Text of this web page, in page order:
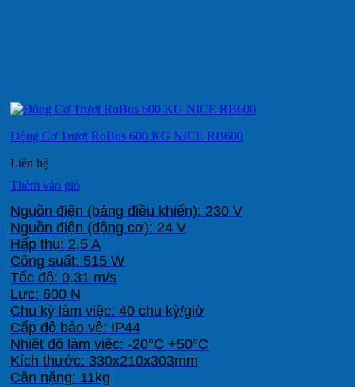
Động Cơ Trượt RoBus 600 KG NICE RB600
Liên hệ
Thêm vào giỏ
Nguồn điện (bảng điều khiển): 230 V
Nguồn điện (động cơ): 24 V
Hấp thụ: 2,5 A
Công suất: 515 W
Tốc độ: 0,31 m/s
Lực: 600 N
Chu kỳ làm việc: 40 chu kỳ/giờ
Cấp độ bảo vệ: IP44
Nhiệt độ làm việc: -20°C +50°C
Kích thước: 330x210x303mm
Cân nặng: 11kg